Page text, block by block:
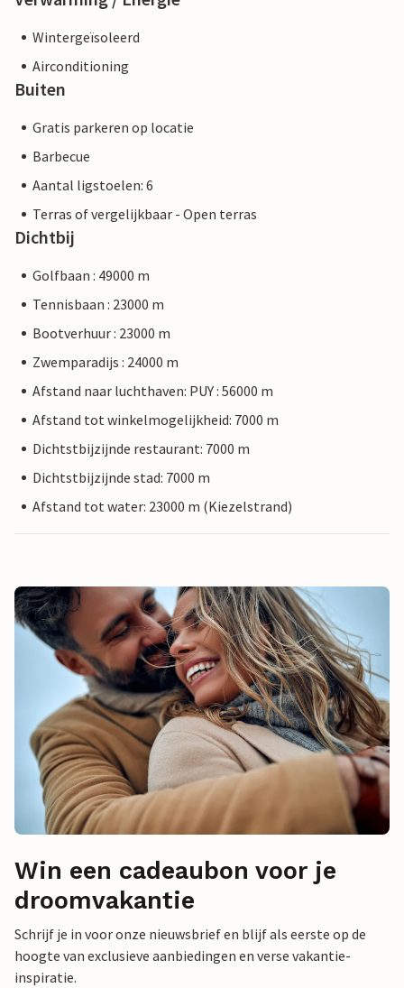
Wintergeïsoleerd
Airconditioning
Buiten
Gratis parkeren op locatie
Barbecue
Aantal ligstoelen: 6
Terras of vergelijkbaar - Open terras
Dichtbij
Golfbaan : 49000 m
Tennisbaan : 23000 m
Bootverhuur : 23000 m
Zwemparadijs : 24000 m
Afstand naar luchthaven: PUY : 56000 m
Afstand tot winkelmogelijkheid: 7000 m
Dichtstbijzijnde restaurant: 7000 m
Dichtstbijzijnde stad: 7000 m
Afstand tot water: 23000 m (Kiezelstrand)
Win een cadeaubon voor je
droomvakantie
Schrijf je in voor onze nieuwsbrief en blijf als eerste op de
hoogte van exclusieve aanbiedingen en verse vakantie-
inspiratie.